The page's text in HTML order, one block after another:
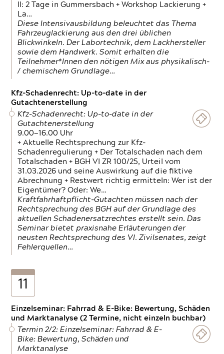
II: 2 Tage in Gummersbach + Workshop Lackierung +
La…
Diese Intensivausbildung beleuchtet das Thema
Fahrzeuglackierung aus den drei üblichen
Blickwinkeln. Der Labortechnik, dem Lackhersteller
sowie dem Handwerk. Somit erhalten die
Teilnehmer*Innen den nötigen Mix aus physikalisch-
/ chemischem Grundlage…
Kfz-Schadenrecht: Up-to-date in der
Gutachtenerstellung
Kfz-Schadenrecht: Up-to-date in der
Gutachtenerstellung
9.00—16.00 Uhr
+ Aktuelle Rechtsprechung zur Kfz-
Schadenregulierung + Der Totalschaden nach dem
Totalschaden + BGH VI ZR 100/25, Urteil vom
31.03.2026 und seine Auswirkung auf die fiktive
Abrechnung + Restwert richtig ermitteln: Wer ist der
Eigentümer? Oder: We…
Kraftfahrhaftpflicht-Gutachten müssen nach der
Rechtsprechung des BGH auf der Grundlage des
aktuellen Schadenersatzrechtes erstellt sein. Das
Seminar bietet praxisnahe Erläuterungen der
neusten Rechtsprechung des VI. Zivilsenates, zeigt
Fehlerquellen…
11
Einzelseminar: Fahrrad & E-Bike: Bewertung, Schäden
und Marktanalyse (2 Termine, nicht einzeln buchbar)
Termin 2/2: Einzelseminar: Fahrrad & E-
Bike: Bewertung, Schäden und
Marktanalyse